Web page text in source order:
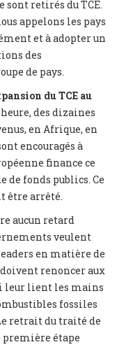
sont retirés du TCE.
appelons les pays
et à adopter un
des
de pays.
du TCE au
des dizaines
en Afrique, en
encouragés à
finance ce
de fonds publics. Ce
être arrêté.
aucun retard
veulent
en matière de
renoncer aux
leur lient les mains
fossiles
retrait du traité de
première étape